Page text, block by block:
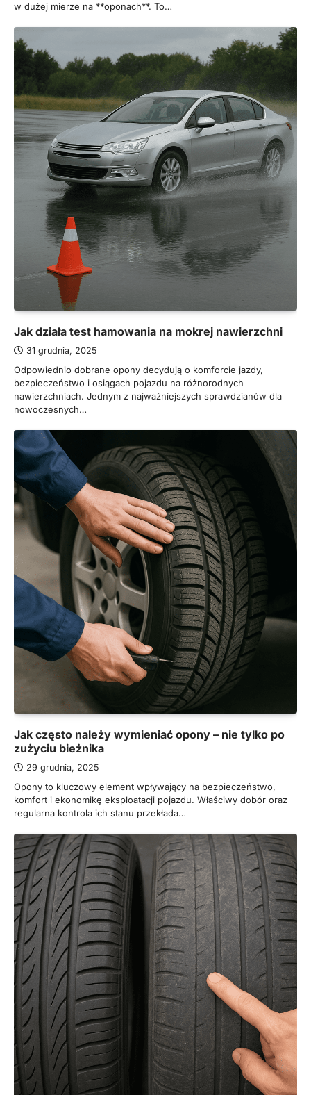
w dużej mierze na **oponach**. To…
Jak działa test hamowania na mokrej nawierzchni
31 grudnia, 2025
Odpowiednio dobrane opony decydują o komforcie jazdy,
bezpieczeństwo i osiągach pojazdu na różnorodnych
nawierzchniach. Jednym z najważniejszych sprawdzianów dla
nowoczesnych…
Jak często należy wymieniać opony – nie tylko po
zużyciu bieżnika
29 grudnia, 2025
Opony to kluczowy element wpływający na bezpieczeństwo,
komfort i ekonomikę eksploatacji pojazdu. Właściwy dobór oraz
regularna kontrola ich stanu przekłada…